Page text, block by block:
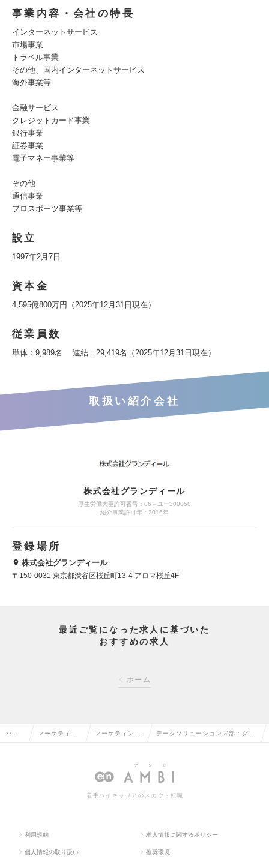
事業内容・会社の特長
インターネットサービス
市場事業
トラベル事業
その他、国内インターネットサービス
海外事業等
金融サービス
クレジットカード事業
銀行事業
証券事業
電子マネー事業等
その他
通信事業
プロスポーツ事業等
設立
1997年2月7日
資本金
4,595億800万円（2025年12月31日現在）
従業員数
単体：9,989名 連結：29,419名（2025年12月31日現在）
取扱い紹介会社
株式会社グランディール
厚生労働大臣許可番号：06－ユー300050
紹介事業許可年：2016年
登録場所
株式会社グランディール
〒150-0031 東京都渋谷区桜丘町13-4 アロマ桜丘4F
最近ご覧になった求人に基づいた
おすすめの求人
ホーム
ハイ マーケティン マーケティング
ebプランナーの
データソリューションズ部：グロ
ランニングマネージャー候補の求
若手ハイキャリアのスカウト転職
利用規約 求人情報に関するポリシー
個人情報の取り扱い 推奨環境